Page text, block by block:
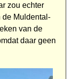
zou echter
de Mulden­tal­
van de
daar geen